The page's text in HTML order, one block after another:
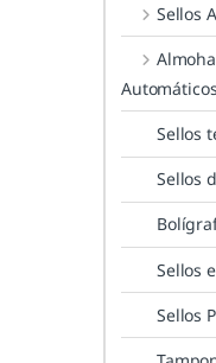
Sellos
Sellos
Sellos
Sellos
Sellos